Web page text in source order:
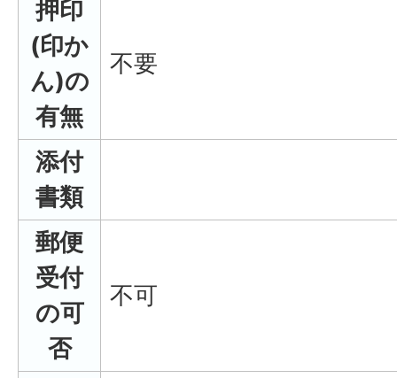
押印
(印か
ん)の
有無
不要
添付
書類
郵便
受付
の可
否
不可